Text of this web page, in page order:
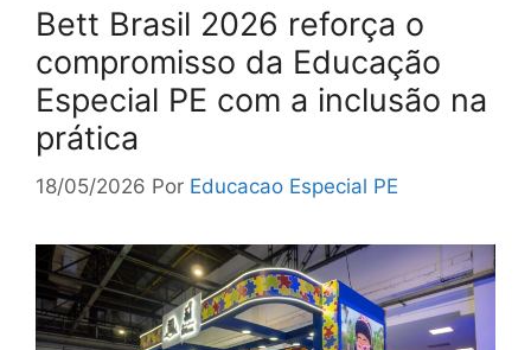
Bett Brasil 2026 reforça o
compromisso da Educação
Especial PE com a inclusão na
prática
18/05/2026 Por Educacao Especial PE